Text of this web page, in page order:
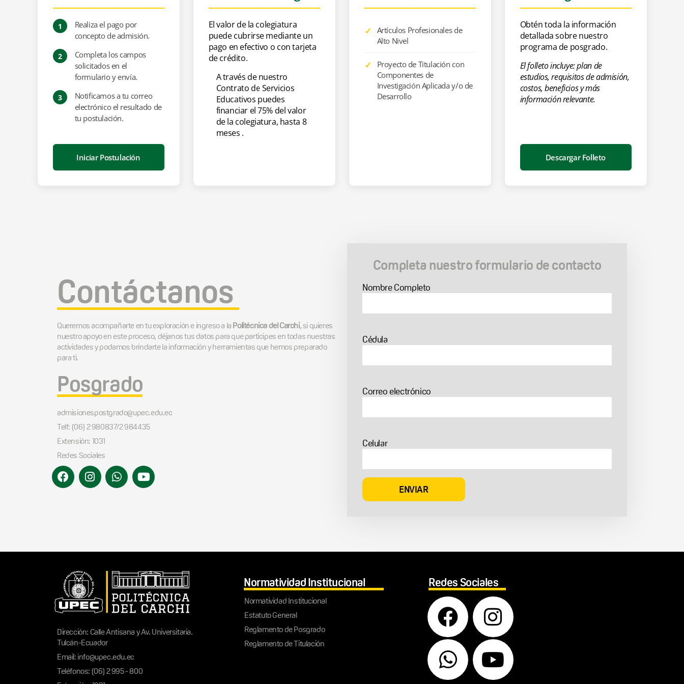
TÍTULO A OBTENER
Magíster en Gobierno con mención en
HORARIO
MIÉ VIE 18:00 - 21:00
1
Realiza el pago por
concepto de admisión.
2
Completa los campos
solicitados en el
formulario y envía.
3
Notificamos a tu correo
electrónico el resultado de
tu postulación.
Iniciar Postulación
El valor de la colegiatura
puede cubrirse mediante un
pago en efectivo o con tarjeta
de crédito.
A través de nuestro
Contrato de Servicios
Educativos puedes
financiar el 75% del valor
de la colegiatura, hasta 8
meses .
Artículos Profesionales de
Alto Nivel
Proyecto de Titulación con
Componentes de
Investigación Aplicada y/o de
Desarrollo
Obtén toda la información
detallada sobre nuestro
programa de posgrado.
El folleto incluye: plan de
estudios, requisitos de admisión,
costos, beneficios y más
información relevante.
Descargar Folleto
Contáctanos
Queremos acompañarte en tu exploración e ingreso a laPolitécnica del Carchi, si quieres
nuestro apoyo en este proceso, déjanos tus datos para que participes en todas nuestras
actividades y podamos brindarte la información y herramientas que hemos preparado
para ti.
Posgrado
admisionespostgrado@upec.edu.ec
Telf: (06) 2 980837/2 984435
Extensión: 1031
Redes Sociales
Completa nuestro formulario de contacto
Nombre Completo
Cédula
Correo electrónico
Celular
Dirección: Calle Antisana y Av. Universitaria.
Tulcán-Ecuador
Email: info@upec.edu.ec
Teléfonos: (06) 2 995 - 800
Normatividad Institucional
Normatividad Institucional
Estatuto General
Reglamento de Posgrado
Reglamento de Titulación
Redes Sociales